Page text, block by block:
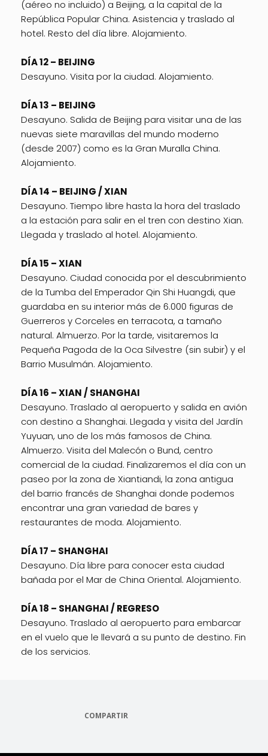
(aéreo no incluido) a Beijing, a la capital de la
República Popular China. Asistencia y traslado al
hotel. Resto del día libre. Alojamiento.
DÍA 12 – BEIJING
Desayuno. Visita por la ciudad. Alojamiento.
DÍA 13 – BEIJING
Desayuno. Salida de Beijing para visitar una de las
nuevas siete maravillas del mundo moderno
(desde 2007) como es la Gran Muralla China.
Alojamiento.
DÍA 14 – BEIJING / XIAN
Desayuno. Tiempo libre hasta la hora del traslado
a la estación para salir en el tren con destino Xian.
Llegada y traslado al hotel. Alojamiento.
DÍA 15 – XIAN
Desayuno. Ciudad conocida por el descubrimiento
de la Tumba del Emperador Qin Shi Huangdi, que
guardaba en su interior más de 6.000 figuras de
Guerreros y Corceles en terracota, a tamaño
natural. Almuerzo. Por la tarde, visitaremos la
Pequeña Pagoda de la Oca Silvestre (sin subir) y el
Barrio Musulmán. Alojamiento.
DÍA 16 – XIAN / SHANGHAI
Desayuno. Traslado al aeropuerto y salida en avión
con destino a Shanghai. Llegada y visita del Jardín
Yuyuan, uno de los más famosos de China.
Almuerzo. Visita del Malecón o Bund, centro
comercial de la ciudad. Finalizaremos el día con un
paseo por la zona de Xiantiandi, la zona antigua
del barrio francés de Shanghai donde podemos
encontrar una gran variedad de bares y
restaurantes de moda. Alojamiento.
DÍA 17 – SHANGHAI
Desayuno. Día libre para conocer esta ciudad
bañada por el Mar de China Oriental. Alojamiento.
DÍA 18 – SHANGHAI / REGRESO
Desayuno. Traslado al aeropuerto para embarcar
en el vuelo que le llevará a su punto de destino. Fin
de los servicios.
COMPARTIR